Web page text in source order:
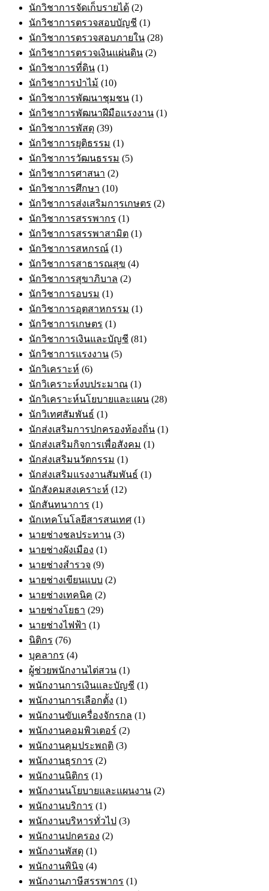
นักวิชาการจัดเก็บรายได้ (2)
นักวิชาการตรวจสอบบัญชี (1)
นักวิชาการตรวจสอบภายใน (28)
นักวิชาการตรวจเงินแผ่นดิน (2)
นักวิชาการที่ดิน (1)
นักวิชาการป่าไม้ (10)
นักวิชาการพัฒนาชุมชน (1)
นักวิชาการพัฒนาฝีมือแรงงาน (1)
นักวิชาการพัสดุ (39)
นักวิชาการยุติธรรม (1)
นักวิชาการวัฒนธรรม (5)
นักวิชาการศาสนา (2)
นักวิชาการศึกษา (10)
นักวิชาการส่งเสริมการเกษตร (2)
นักวิชาการสรรพากร (1)
นักวิชาการสรรพาสามิต (1)
นักวิชาการสหกรณ์ (1)
นักวิชาการสาธารณสุข (4)
นักวิชาการสุขาภิบาล (2)
นักวิชาการอบรม (1)
นักวิชาการอุตสาหกรรม (1)
นักวิชาการเกษตร (1)
นักวิชาการเงินและบัญชี (81)
นักวิชาการแรงงาน (5)
นักวิเคราะห์ (6)
นักวิเคราะห์งบประมาณ (1)
นักวิเคราะห์นโยบายและแผน (28)
นักวิเทศสัมพันธ์ (1)
นักส่งเสริมการปกครองท้องถิ่น (1)
นักส่งเสริมกิจการเพื่อสังคม (1)
นักส่งเสริมนวัตกรรม (1)
นักส่งเสริมแรงงานสัมพันธ์ (1)
นักสังคมสงเคราะห์ (12)
นักสันทนาการ (1)
นักเทคโนโลยีสารสนเทศ (1)
นายช่างชลประทาน (3)
นายช่างผังเมือง (1)
นายช่างสำรวจ (9)
นายช่างเขียนแบบ (2)
นายช่างเทคนิค (2)
นายช่างโยธา (29)
นายช่างไฟฟ้า (1)
นิติกร (76)
บุคลากร (4)
ผู้ช่วยพนักงานไต่สวน (1)
พนักงานการเงินและบัญชี (1)
พนักงานการเลือกตั้ง (1)
พนักงานขับเครื่องจักรกล (1)
พนักงานคอมพิวเตอร์ (2)
พนักงานคุมประพฤติ (3)
พนักงานธุรการ (2)
พนักงานนิติกร (1)
พนักงานนโยบายและแผนงาน (2)
พนักงานบริการ (1)
พนักงานบริหารทั่วไป (3)
พนักงานปกครอง (2)
พนักงานพัสดุ (1)
พนักงานพินิจ (4)
พนักงานภาษีสรรพากร (1)